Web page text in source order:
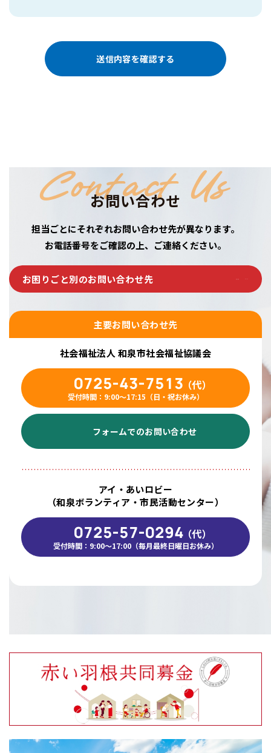
Contact Us
お問い合わせ
担当ごとにそれぞれお問い合わせ先が異なります。
お電話番号をご確認の上、ご連絡ください。
お困りごと別のお問い合わせ先
主要お問い合わせ先
社会福祉法人 和泉市社会福祉協議会
0725-43-7513（代）
受付時間：9:00〜17:15（日・祝お休み）
フォームでのお問い合わせ
アイ・あいロビー
（和泉ボランティア・市民活動センター）
0725-57-0294（代）
受付時間：9:00～17:00（毎月最終日曜日お休み）